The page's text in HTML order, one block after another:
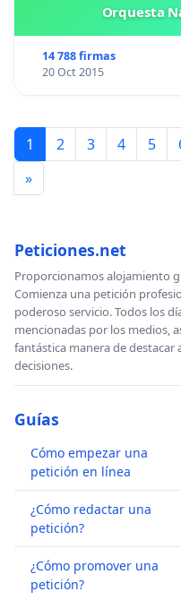
Orquesta
14 788 firmas
20 Oct 2015
1 2 3 4 5
»
Peticiones.net
Proporcionamos alojamiento
Comienza una petición
poderoso servicio. Todos los
mencionadas por los medios,
fantástica manera de
decisiones.
Guías
Cómo empezar una
petición en línea
¿Cómo redactar una
petición?
¿Cómo promover una
petición?